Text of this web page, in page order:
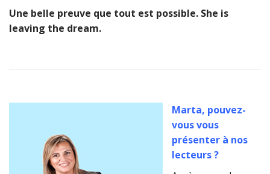
Une belle preuve que tout est possible. She is
leaving the dream.
Marta, pouvez-
vous vous
présenter à nos
lecteurs ?